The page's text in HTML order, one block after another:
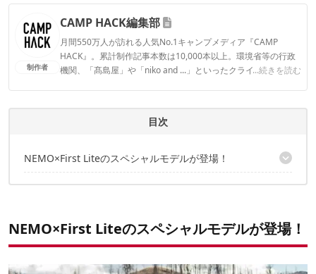
制作者
CAMP HACK編集部
月間550万人が訪れる人気No.1キャンプメディア『CAMP
HACK』。累計制作記事本数は10,000本以上。環境省等の行政
機関、「髙島屋」や「niko and ...」といったクライアントとの
...続きを読む
CAMP HACK編集部のプロフィール
目次
NEMO×First Liteのスペシャルモデルが登場！
スターカー0
フィッロエリート フィールド
NEMO×First Liteのスペシャルモデルが登場！